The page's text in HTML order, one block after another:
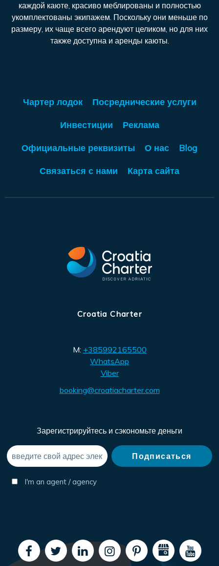
каждой каюте, красиво меблированы и полностью
укомплектованы экипажем. Поскольку они меньше по
размеру, их чаще всего арендуют целиком, но для них
также доступна и аренды каюты.
Чартер лодок Посреднические услуги
Инвестиции Реклама
Официальные реквизиты О нас Blog
Связаться с нами Карта сайта
Croatia Charter
M: +385992165500
WhatsApp
Viber
booking@croatiacharter.com
Зарегистрируйтесь и сэкономьте деньги
I'm an agent / agency